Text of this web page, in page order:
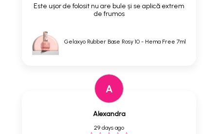
Este ușor de folosit nu are bule și se aplică extrem
de frumos
Gelaxyo Rubber Base Rosy 10 - Hema Free 7ml
A
Alexandra
29 days ago